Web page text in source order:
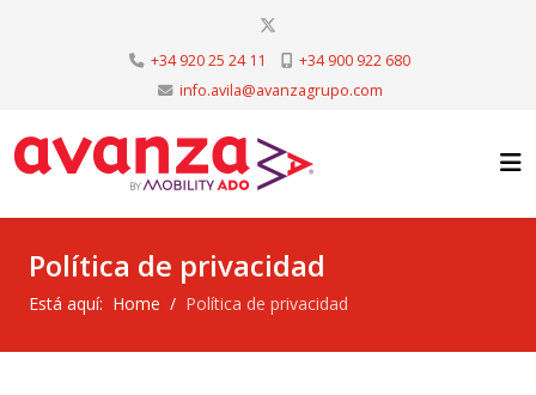
+34 920 25 24 11
+34 900 922 680
info.avila@avanzagrupo.com
Política de privacidad
Está aquí: Home Política de privacidad